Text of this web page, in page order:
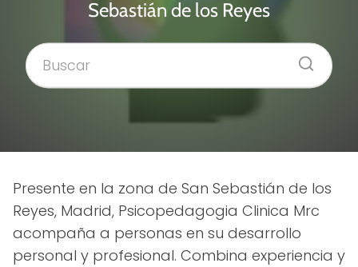
Sebastián de los Reyes
Presente en la zona de San Sebastián de los
Reyes, Madrid, Psicopedagogia Clinica Mrc
acompaña a personas en su desarrollo
personal y profesional. Combina experiencia y